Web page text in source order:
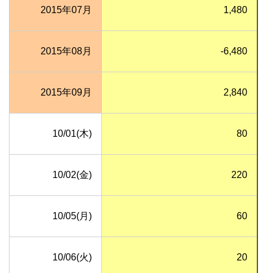
2015年07月 1,480
2015年08月 -6,480
2015年09月 2,840
10/01(木) 80
10/02(金) 220
10/05(月) 60
10/06(火) 20